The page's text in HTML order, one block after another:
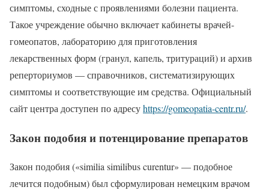
симптомы, сходные с проявлениями болезни пациента.
Такое учреждение обычно включает кабинеты врачей-
гомеопатов, лабораторию для приготовления
лекарственных форм (гранул, капель, тритураций) и архив
реперториумов — справочников, систематизирующих
симптомы и соответствующие им средства. Официальный
сайт центра доступен по адресуhttps://gomeopatia-centr.ru/.
Закон подобия и потенцирование препаратов
Закон подобия («similia similibus curentur» — подобное
лечится подобным) был сформулирован немецким врачом